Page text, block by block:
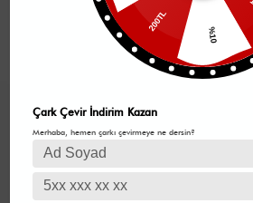
%10
200TL
Çark Çevir İndirim Kazan
Merhaba, hemen çarkı çevirmeye ne dersin?